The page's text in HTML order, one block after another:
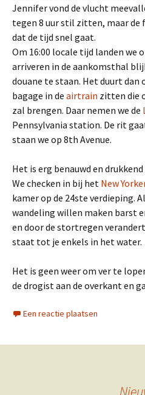
Jennifer vond de vlucht
tegen 8 uur stil zitten, maar de
dat de tijd snel gaat.
Om 16:00 locale tijd landen we
arriveren in de aankomsthal
douane te staan. Het duurt dan
bagage in de airtrain zitten die
zal brengen. Daar nemen we de
Pennsylvania station. De rit
staan we op 8th Avenue.
Het is erg benauwd en
We checken in bij het New
kamer op de 24ste verdieping.
wandeling willen maken barst
en door de stortregen
staat tot je enkels in het water.
Het is geen weer om ver te
de drogist aan de overkant en
Een reactie plaatsen